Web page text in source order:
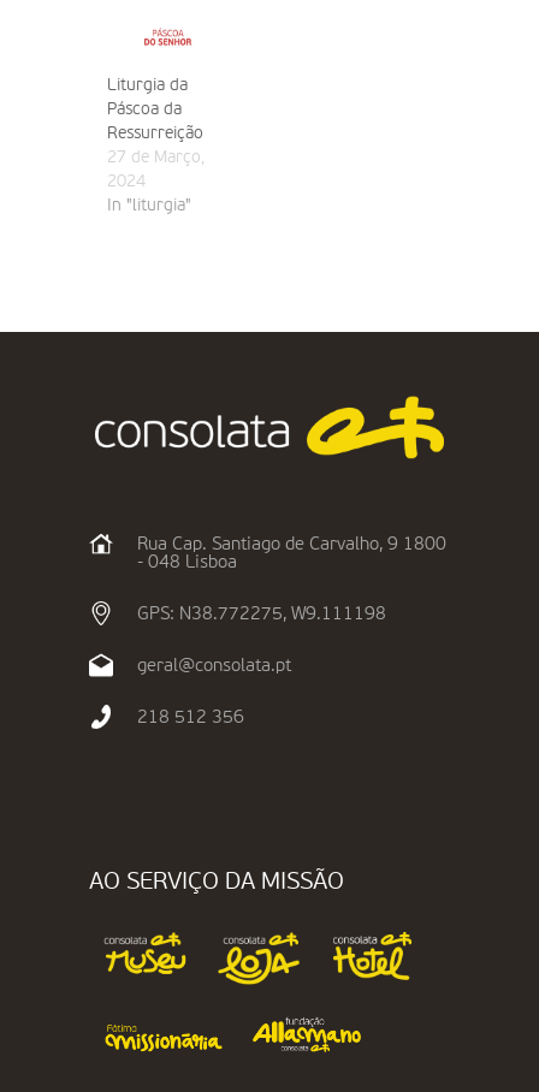
Liturgia da
Páscoa da
Ressurreição
27 de Março,
2024
In "liturgia"
Rua Cap. Santiago de Carvalho, 9 1800
- 048 Lisboa
GPS: N38.772275, W9.111198
geral@consolata.pt
218 512 356
AO SERVIÇO DA MISSÃO